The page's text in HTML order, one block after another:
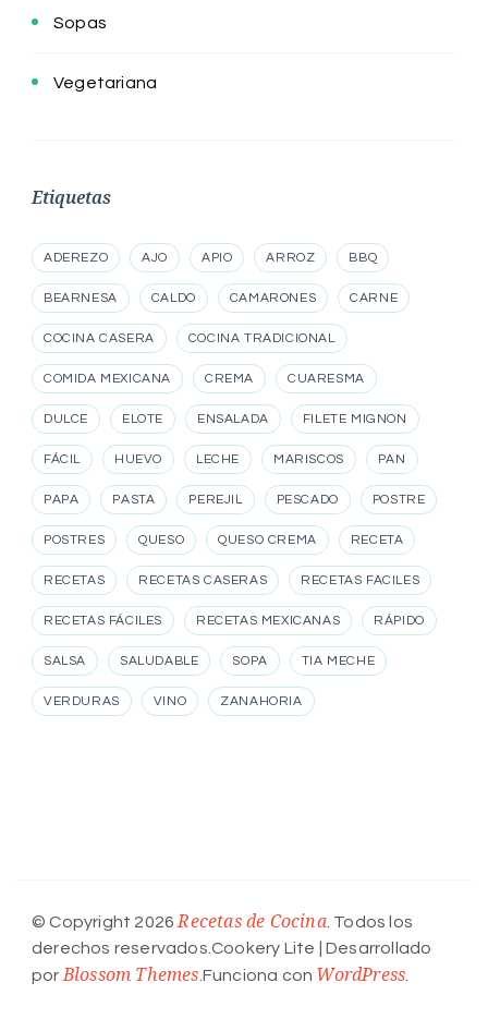
Sopas
Vegetariana
Etiquetas
ADEREZO AJO APIO ARROZ BBQ
BEARNESA CALDO CAMARONES CARNE
COCINA CASERA COCINA TRADICIONAL
COMIDA MEXICANA CREMA CUARESMA
DULCE ELOTE ENSALADA FILETE MIGNON
FÁCIL HUEVO LECHE MARISCOS PAN
PAPA PASTA PEREJIL PESCADO POSTRE
POSTRES QUESO QUESO CREMA RECETA
RECETAS RECETAS CASERAS RECETAS FACILES
RECETAS FÁCILES RECETAS MEXICANAS RÁPIDO
SALSA SALUDABLE SOPA TIA MECHE
VERDURAS VINO ZANAHORIA
© Copyright 2026Recetas de Cocina. Todos los
derechos reservados.Cookery Lite | Desarrollado
porBlossom Themes.Funciona con WordPress.